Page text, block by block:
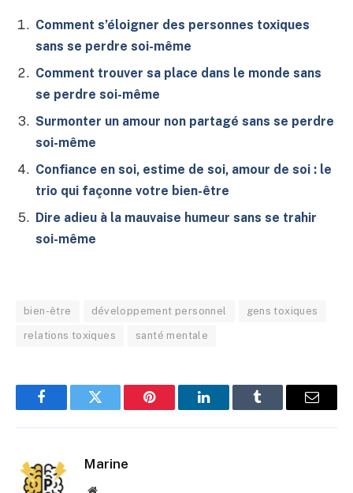
Comment s’éloigner des personnes toxiques
sans se perdre soi-même
Comment trouver sa place dans le monde sans
se perdre soi-même
Surmonter un amour non partagé sans se perdre
soi-même
Confiance en soi, estime de soi, amour de soi : le
trio qui façonne votre bien-être
Dire adieu à la mauvaise humeur sans se trahir
soi-même
bien-être développement personnel gens toxiques
relations toxiques santé mentale
FacebookTwitter Pinterest LinkedInTumblr
E-
Marine
Site